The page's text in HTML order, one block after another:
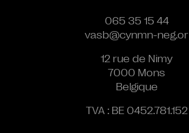
065 35 15 44
vasb@cynmn-neg.or
12 rue de Nimy
7000 Mons
Belgique
TVA : BE 0452.781.152